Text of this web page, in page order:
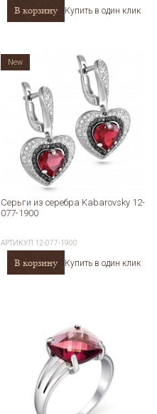
В корзину Купить в один клик
Серьги из серебра Kabarovsky 12-
077-1900
АРТИКУЛ 12-077-1900
В корзину Купить в один клик
New